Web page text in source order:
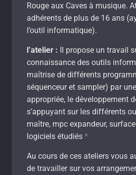
Rouge aux Caves à musique.
adhérents de plus de 16 ans
l’outil informatique).
l’atelier : Il propose un travail
connaissance des outils
maîtrise de différents
séquenceur et sampler) par
appropriée, le développement
s’appuyant sur les différents
maître, mpc expandeur,
logiciels étudiés *
Au cours de ces ateliers vous
de travailler sur vos